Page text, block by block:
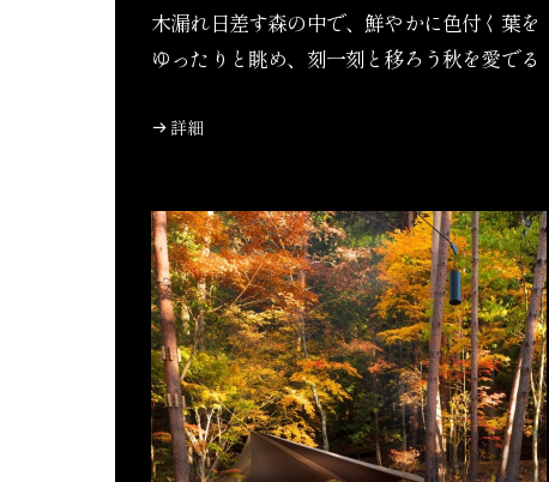
木漏れ日差す森の中で、鮮やかに色付く葉を
ゆったりと眺め、刻一刻と移ろう秋を愛でる
詳細